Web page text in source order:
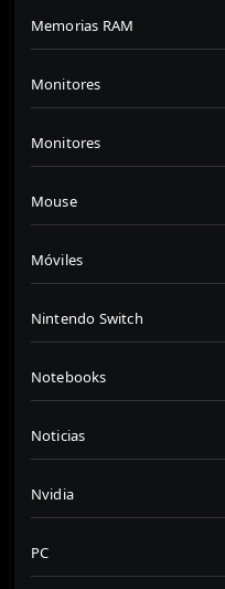
Memorias RAM
Monitores
Monitores
Mouse
Móviles
Nintendo Switch
Notebooks
Noticias
Nvidia
PC